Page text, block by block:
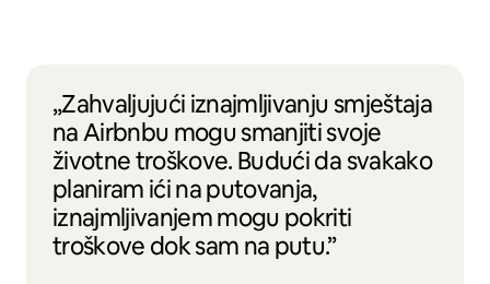
„Zahvaljujući iznajmljivanju smještaja
na Airbnbu mogu smanjiti svoje
životne troškove. Budući da svakako
planiram ići na putovanja,
iznajmljivanjem mogu pokriti
troškove dok sam na putu.”